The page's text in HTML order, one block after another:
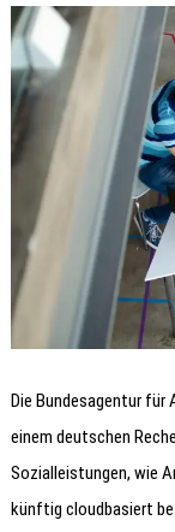
Die Bundesagentur
einem deutschen
Sozialleistungen, wie
künftig cloudbasiert